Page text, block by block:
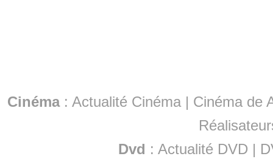
Cinéma: Actualité Cinéma | Cinéma de
Dvd : Actualité DVD |